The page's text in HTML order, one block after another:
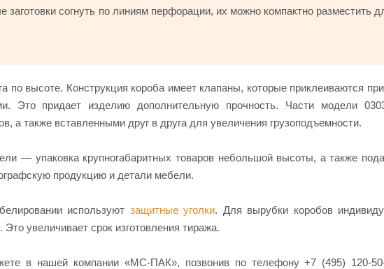
согнуть по линиям перфорации, их можно компактно разместить
по высоте. Конструкция короба имеет клапаны, которые приклеиваются
Это придает изделию дополнительную прочность. Части модели
а также вставленными друг в друга для увеличения грузоподъемности.
— упаковка крупногабаритных товаров небольшой высоты, а также
продукцию и детали мебели.
используют защитные уголки. Для вырубки коробов
увеличивает срок изготовления тиража.
в нашей компании «МС-ПАК», позвонив по телефону +7 (495) 120-